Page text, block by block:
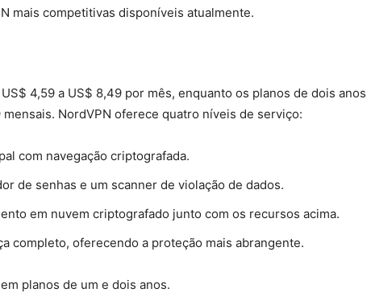
mais competitivas disponíveis atualmente.
4,59 a US$ 8,49 por mês, enquanto os planos de dois anos
mensais. NordVPN oferece quatro níveis de serviço:
com navegação criptografada.
de senhas e um scanner de violação de dados.
em nuvem criptografado junto com os recursos acima.
completo, oferecendo a proteção mais abrangente.
planos de um e dois anos.